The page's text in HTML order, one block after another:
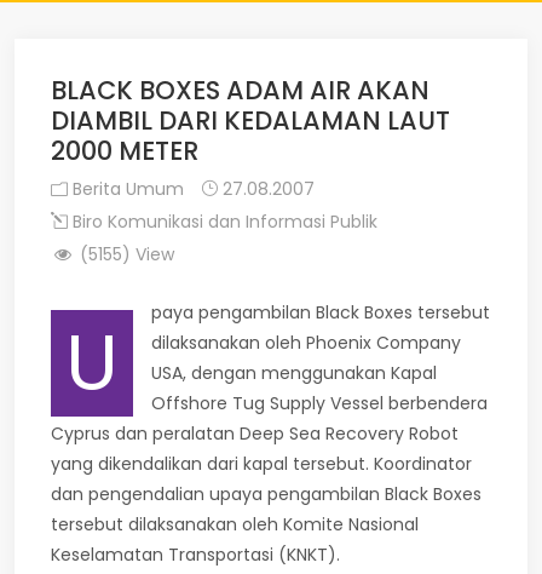
BLACK BOXES ADAM AIR AKAN
DIAMBIL DARI KEDALAMAN LAUT
2000 METER
Berita Umum
27.08.2007
Biro Komunikasi dan Informasi Publik
(5155) View
U
paya pengambilan Black Boxes tersebut
dilaksanakan oleh Phoenix Company
USA, dengan menggunakan Kapal
Offshore Tug Supply Vessel berbendera
Cyprus dan peralatan Deep Sea Recovery Robot
yang dikendalikan dari kapal tersebut. Koordinator
dan pengendalian upaya pengambilan Black Boxes
tersebut dilaksanakan oleh Komite Nasional
Keselamatan Transportasi (KNKT).